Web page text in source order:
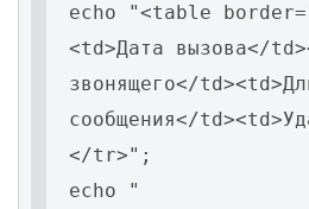
echo "<table
<td>Дата вызова</
звонящего</
сообщения</
</tr>";
echo "